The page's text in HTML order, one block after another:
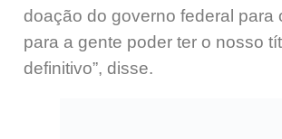
doação do governo federal para
para a gente poder ter o nosso
definitivo”, disse.